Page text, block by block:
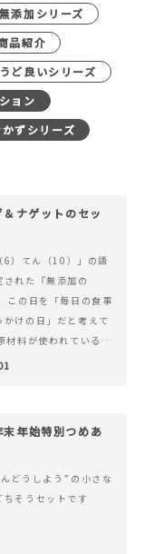
添加シリーズ
品紹介
ど良いシリーズ
ョン
ずシリーズ
ナゲットのセッ
）てん（10）」の語
れた『無添加の
この日を「毎日の食事
けの日」だと考えて
材料が使われているの
くられているのか。&
【6月10日（無添加
末年始特別つめあ
どうしよう”の小さな
そうセットです